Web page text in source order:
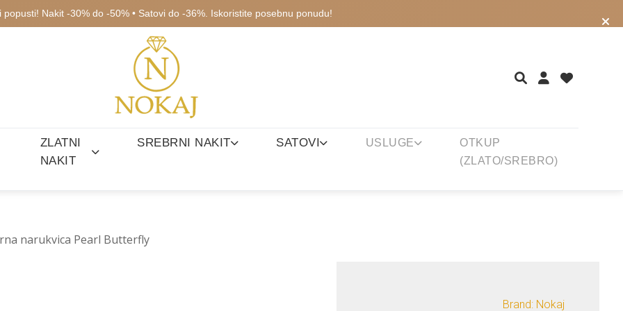
popusti! Nakit -30% do -50% • Satovi do -36%. Iskoristite posebnu ponudu!
ZLATNI
NAKIT
SREBRNI NAKIT SATOVI USLUGE
OTKUP
(ZLATO/SREBRO)
narukvica Pearl Butterfly
Brand: Nokaj